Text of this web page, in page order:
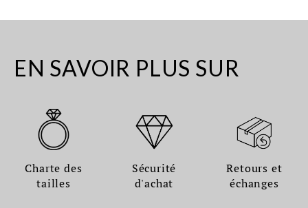
EN SAVOIR PLUS SUR
Charte des
tailles
Sécurité
d'achat
Retours et
échanges